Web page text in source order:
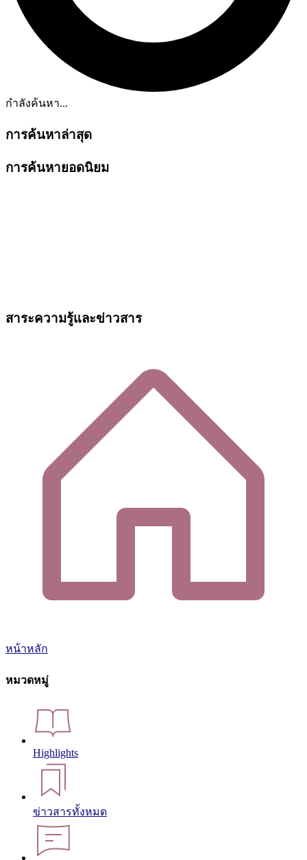
กำลังค้นหา...
การค้นหาล่าสุด
การค้นหายอดนิยม
สาระความรู้และข่าวสาร
หน้าหลัก
หมวดหมู่
Highlights
ข่าวสารทั้งหมด